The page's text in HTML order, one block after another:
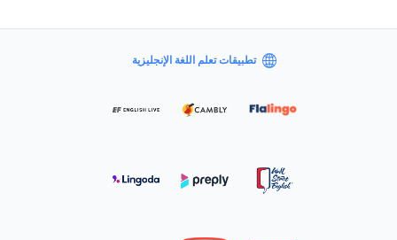
تطبيقات تعلم اللغة الإنجليزية